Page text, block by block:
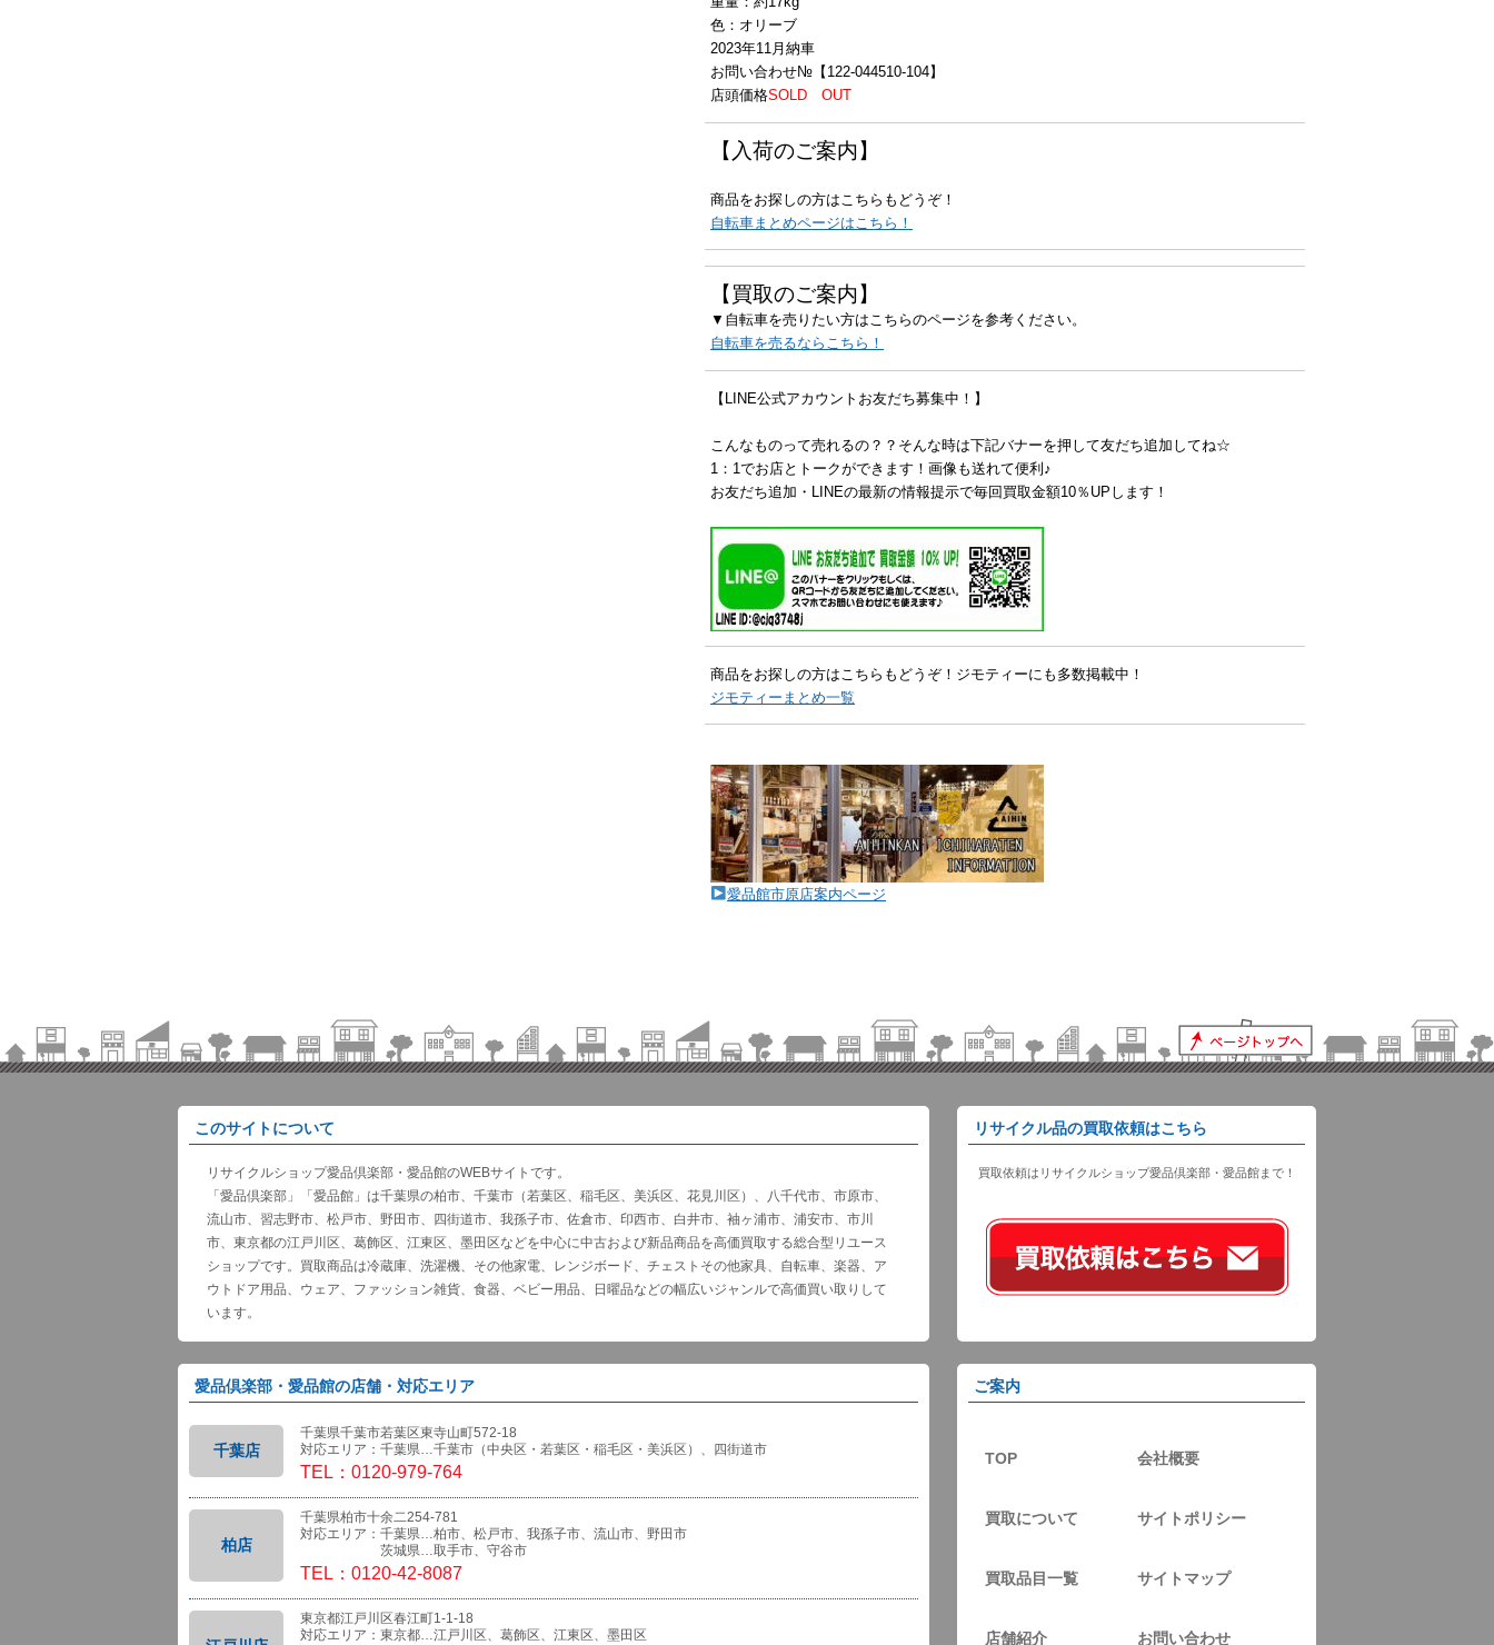
色：オリーブ
2023年11月納車
お問い合わせ№【122-044510-104】
店頭価格SOLD OUT
【入荷のご案内】
商品をお探しの方はこちらもどうぞ！
自転車まとめページはこちら！
【買取のご案内】
▼自転車を売りたい方はこちらのページを参考ください。
自転車を売るならこちら！
【LINE公式アカウントお友だち募集中！】
こんなものって売れるの？？そんな時は下記バナーを押して友だち追加してね☆
1：1でお店とトークができます！画像も送れて便利♪
お友だち追加・LINEの最新の情報提示で毎回買取金額10％UPします！
商品をお探しの方はこちらもどうぞ！ジモティーにも多数掲載中！
ジモティーまとめ一覧
愛品館市原店案内ページ
このサイトについて
リサイクルショップ愛品倶楽部・愛品館のWEBサイトです。
「愛品倶楽部」「愛品館」は千葉県の柏市、千葉市（若葉区、稲毛区、美浜区、花見川区）、八千代市、市原市、
流山市、習志野市、松戸市、野田市、四街道市、我孫子市、佐倉市、印西市、白井市、袖ヶ浦市、浦安市、市川
市、東京都の江戸川区、葛飾区、江東区、墨田区などを中心に中古および新品商品を高価買取する総合型リユース
ショップです。買取商品は冷蔵庫、洗濯機、その他家電、レンジボード、チェストその他家具、自転車、楽器、ア
ウトドア用品、ウェア、ファッション雑貨、食器、ベビー用品、日曜品などの幅広いジャンルで高価買い取りして
います。
リサイクル品の買取依頼はこちら
買取依頼はリサイクルショップ愛品倶楽部・愛品館まで！
愛品倶楽部・愛品館の店舗・対応エリア
千葉店
千葉県千葉市若葉区東寺山町572-18
対応エリア：千葉県…千葉市（中央区・若葉区・稲毛区・美浜区）、四街道市
TEL：0120-979-764
柏店
千葉県柏市十余二254-781
対応エリア：千葉県…柏市、松戸市、我孫子市、流山市、野田市
茨城県…取手市、守谷市
TEL：0120-42-8087
東京都江戸川区春江町1-1-18
対応エリア：東京都…江戸川区、葛飾区、江東区、墨田区
ご案内
TOP 会社概要
買取について サイトポリシー
買取品目一覧 サイトマップ
店舗紹介 お問い合わせ